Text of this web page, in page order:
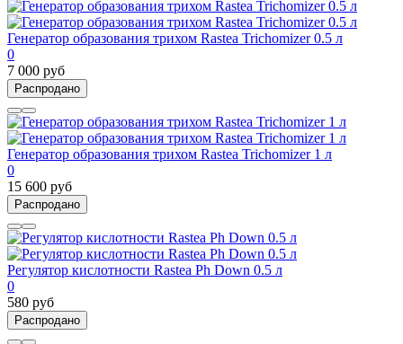
Генератор образования трихом Rastea Trichomizer 0.5 л
0
7 000 руб
Распродано
Генератор образования трихом Rastea Trichomizer 1 л
0
15 600 руб
Распродано
Регулятор кислотности Rastea Ph Down 0.5 л
0
580 руб
Распродано